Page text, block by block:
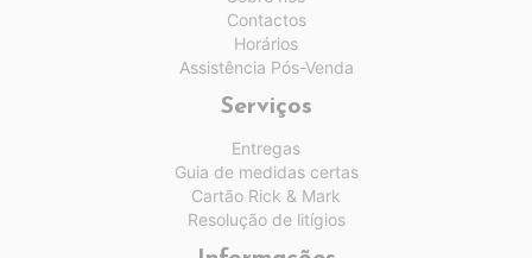
Contactos
Horários
Assistência Pós-Venda
Serviços
Entregas
Guia de medidas certas
Cartão Rick & Mark
Resolução de litígios